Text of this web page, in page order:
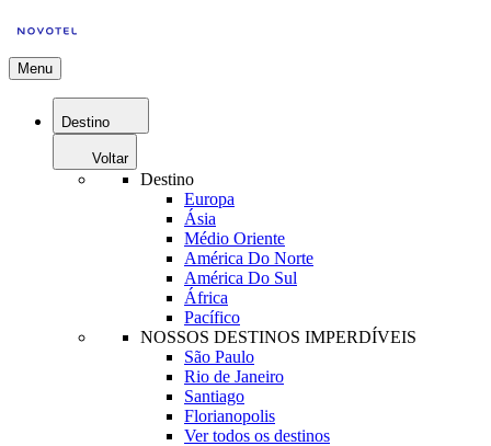
Menu
Destino
Voltar
Destino
Europa
Ásia
Médio Oriente
América Do Norte
América Do Sul
África
Pacífico
NOSSOS DESTINOS IMPERDÍVEIS
São Paulo
Rio de Janeiro
Santiago
Florianopolis
Ver todos os destinos